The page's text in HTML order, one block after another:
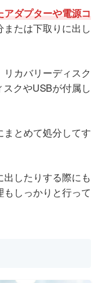
アダプターや電源コ
たは下取りに出し
カバリーディスク
クやUSBが付属し
とめて処分してす
したりする際にも
しっかりと行って